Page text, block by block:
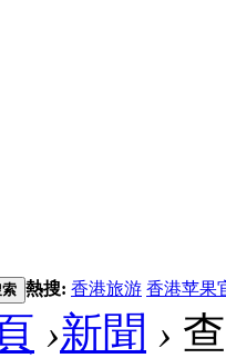
熱搜: 香港旅游 香港苹果
›新聞 ›